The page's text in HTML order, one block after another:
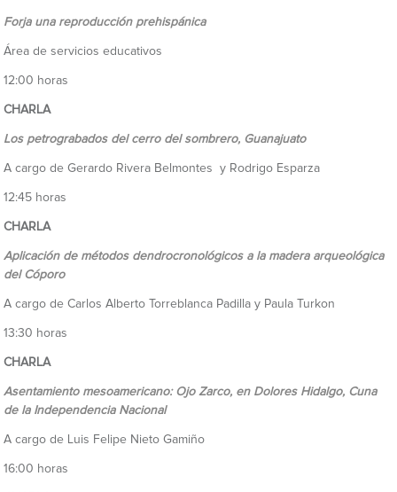
Forja una reproducción prehispánica
Área de servicios educativos
12:00 horas
CHARLA
Los petrograbados del cerro del sombrero, Guanajuato
A cargo de Gerardo Rivera Belmontes y Rodrigo Esparza
12:45 horas
CHARLA
Aplicación de métodos dendrocronológicos a la madera arqueológica
del Cóporo
A cargo de Carlos Alberto Torreblanca Padilla y Paula Turkon
13:30 horas
CHARLA
Asentamiento mesoamericano: Ojo Zarco, en Dolores Hidalgo, Cuna
de la Independencia Nacional
A cargo de Luis Felipe Nieto Gamiño
16:00 horas